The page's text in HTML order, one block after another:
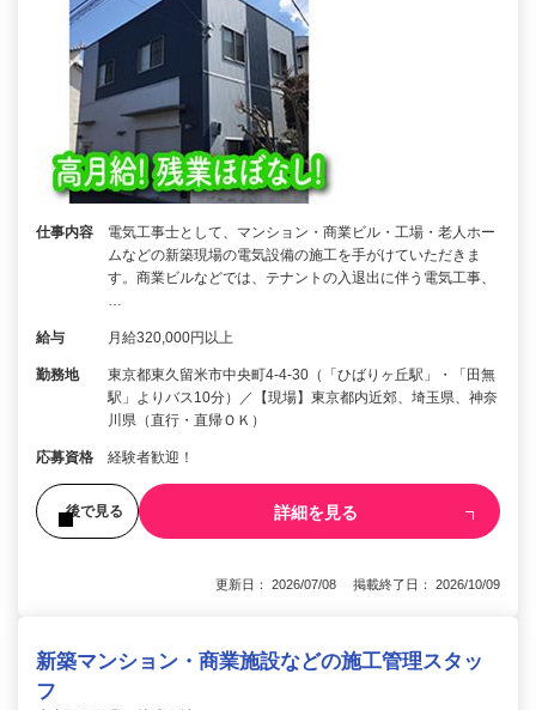
仕事内容
電気工事士として、マンション・商業ビル・工場・老人ホー
ムなどの新築現場の電気設備の施工を手がけていただきま
す。商業ビルなどでは、テナントの入退出に伴う電気工事、
…
給与 月給320,000円以上
勤務地
東京都東久留米市中央町4-4-30（「ひばりヶ丘駅」・「田無
駅」よりバス10分）／【現場】東京都内近郊、埼玉県、神奈
川県（直行・直帰ＯＫ）
応募資格 経験者歓迎！
後で見る 詳細を見る
更新日： 2026/07/08 掲載終了日： 2026/10/09
新築マンション・商業施設などの施工管理スタッ
フ